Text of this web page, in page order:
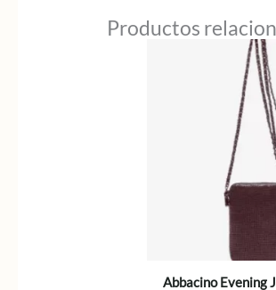
Productos
Abbacino Evening